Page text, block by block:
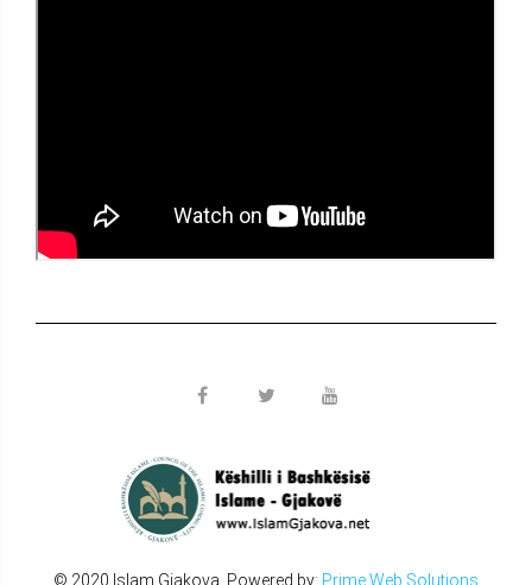
© 2020 Islam Gjakova. Powered by: Prime Web Solutions